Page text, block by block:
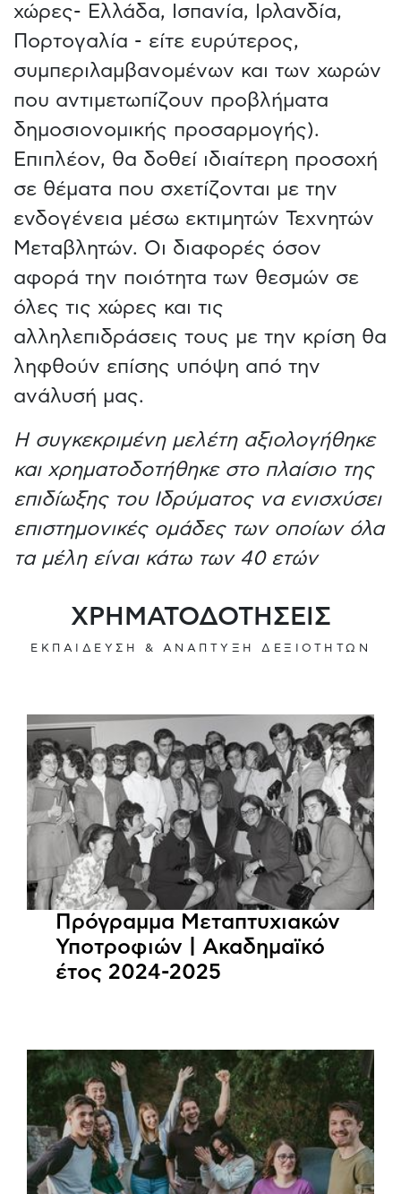
χώρες- Ελλάδα, Ισπανία, Ιρλανδία,
Πορτογαλία - είτε ευρύτερος,
συμπεριλαμβανομένων και των χωρών
που αντιμετωπίζουν προβλήματα
δημοσιονομικής προσαρμογής).
Επιπλέον, θα δοθεί ιδιαίτερη προσοχή
σε θέματα που σχετίζονται με την
ενδογένεια μέσω εκτιμητών Τεχνητών
Μεταβλητών. Οι διαφορές όσον
αφορά την ποιότητα των θεσμών σε
όλες τις χώρες και τις
αλληλεπιδράσεις τους με την κρίση θα
ληφθούν επίσης υπόψη από την
ανάλυσή μας.
Η συγκεκριμένη μελέτη αξιολογήθηκε
και χρηματοδοτήθηκε στο πλαίσιο της
επιδίωξης του Ιδρύματος να ενισχύσει
επιστημονικές ομάδες των οποίων όλα
τα μέλη είναι κάτω των 40 ετών
ΧΡΗΜΑΤΟΔΟΤΗΣΕΙΣ
ΕΚΠΑΙΔΕΥΣΗ & ΑΝΑΠΤΥΞΗ ΔΕΞΙΟΤΗΤΩΝ
Πρόγραμμα Μεταπτυχιακών
Υποτροφιών | Ακαδημαϊκό
έτος 2024-2025